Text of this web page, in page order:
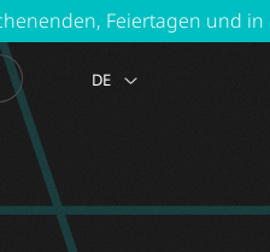
Feiertagen und in den
DE